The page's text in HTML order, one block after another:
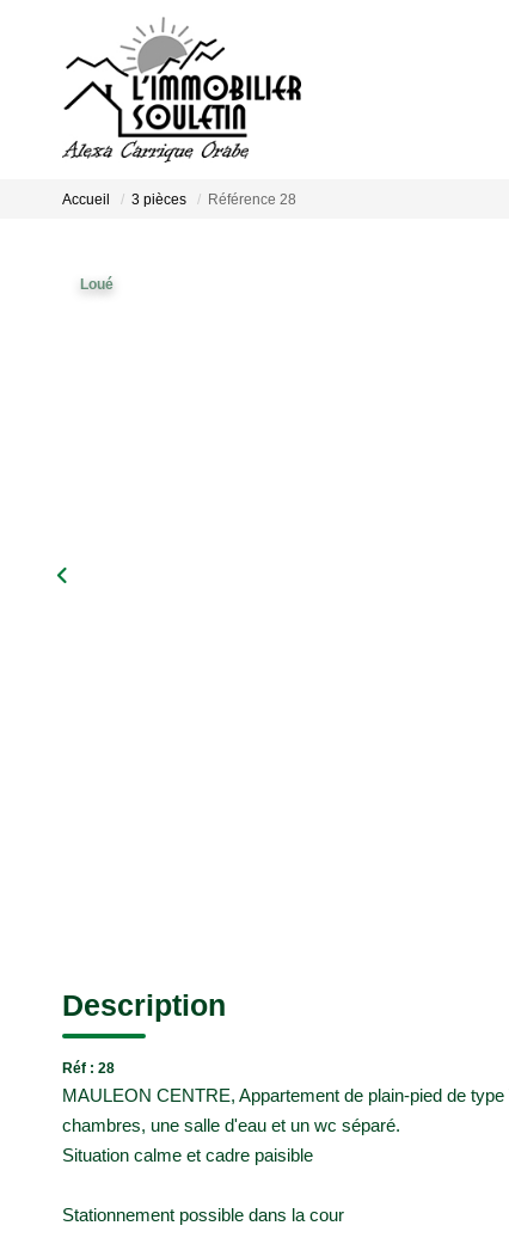
Accueil 3 pièces Référence 28
Loué
Description
Réf : 28
MAULEON CENTRE, Appartement de plain-pied de
chambres, une salle d'eau et un wc séparé.
Situation calme et cadre paisible
Stationnement possible dans la cour